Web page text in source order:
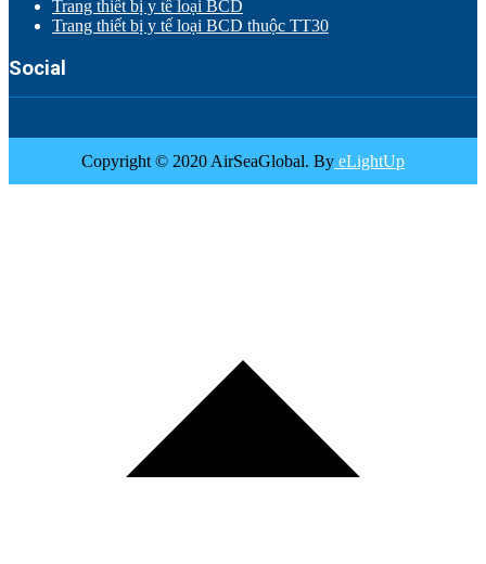
Trang thiết bị y tế loại BCD
Trang thiết bị y tế loại BCD thuộc TT30
Social
Copyright © 2020 AirSeaGlobal. By eLightUp